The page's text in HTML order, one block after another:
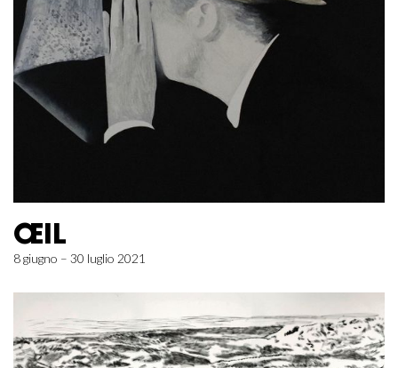
ŒIL
8 giugno – 30 luglio 2021